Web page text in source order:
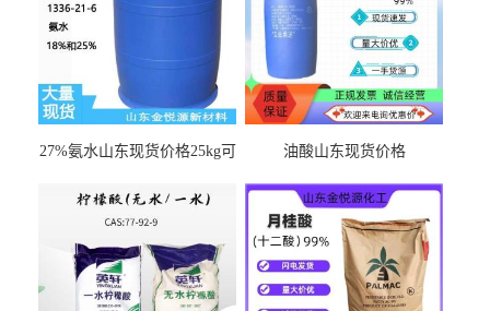
27%氨水山东现货价格25kg可
油酸山东现货价格